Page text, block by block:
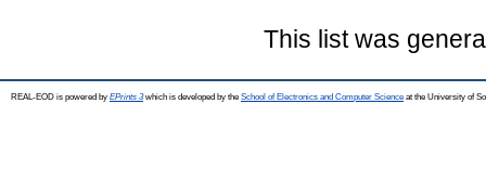
This list was
REAL-EOD is powered by EPrints 3which is developed by the School of Electronics and Computer Science at the University of